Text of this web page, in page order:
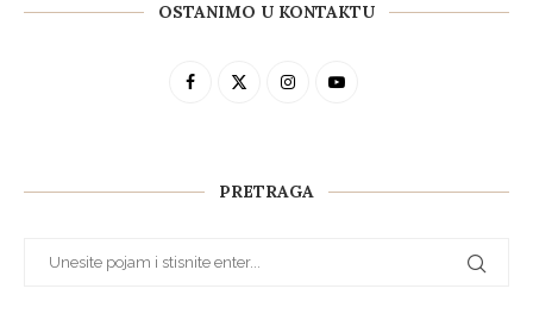
OSTANIMO U KONTAKTU
PRETRAGA